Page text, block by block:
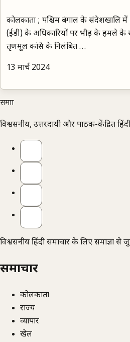
कोलकाता ; पश्चिम बंगाल के संदेशखालि में
(ईडी) के अधिकारियों पर भीड़ के हमले
तृणमूल कांग्रेस के निलंबित …
13 मार्च 2024
समाज्ञा
विश्वसनीय, उत्तरदायी और पाठक-केंद्रित
विश्वसनीय हिंदी समाचार के लिए समाज्ञा से
समाचार
कोलकाता
राज्य
व्यापार
खेल